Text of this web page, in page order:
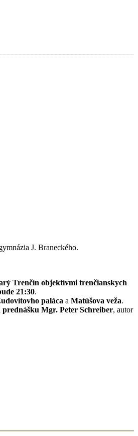
J. Braneckého.
Trenčín objektívmi trenčianskych
21:30.
paláca a Matúšova veža.
prednášku Mgr. Peter Schreiber, autor